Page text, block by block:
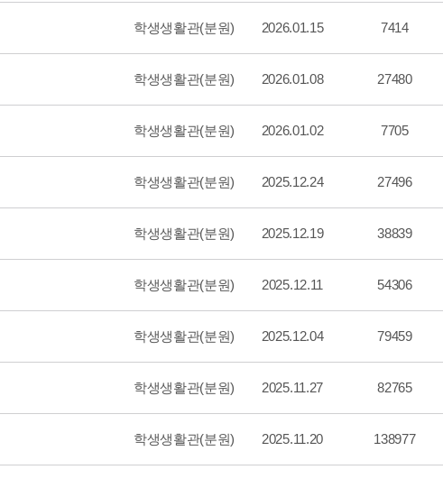
학생생활관(분원) 2026.01.15 7414
학생생활관(분원) 2026.01.08 27480
학생생활관(분원) 2026.01.02 7705
학생생활관(분원) 2025.12.24 27496
학생생활관(분원) 2025.12.19 38839
학생생활관(분원) 2025.12.11 54306
학생생활관(분원) 2025.12.04 79459
학생생활관(분원) 2025.11.27 82765
학생생활관(분원) 2025.11.20 138977